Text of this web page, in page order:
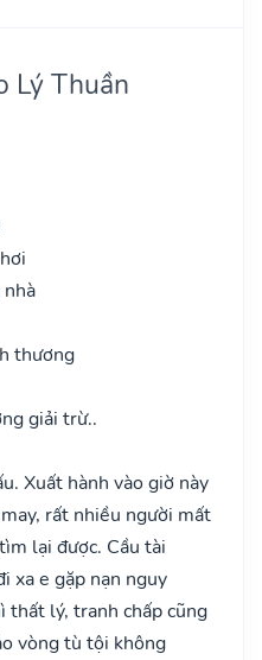
Lý Thuần
thương
giải trừ..
Xuất hành vào giờ này
rất nhiều người mất
lại được. Cầu tài
xa e gặp nạn nguy
thất lý, tranh chấp cũng
vòng tù tội không